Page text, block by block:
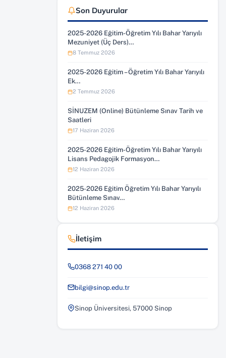
Son Duyurular
2025-2026 Eğitim-Öğretim Yılı Bahar Yarıyılı
Mezuniyet (Üç Ders)…
8 Temmuz 2026
2025-2026 Eğitim – Öğretim Yılı Bahar Yarıyılı
Ek…
2 Temmuz 2026
SİNUZEM (Online) Bütünleme Sınav Tarih ve
Saatleri
17 Haziran 2026
2025-2026 Eğitim-Öğretim Yılı Bahar Yarıyılı
Lisans Pedagojik Formasyon…
12 Haziran 2026
2025-2026 Eğitim Öğretim Yılı Bahar Yarıyılı
Bütünleme Sınav…
12 Haziran 2026
İletişim
0368 271 40 00
bilgi@sinop.edu.tr
Sinop Üniversitesi, 57000 Sinop